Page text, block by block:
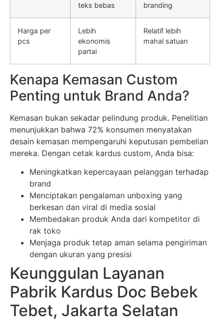
teks bebas
branding
Harga per
pcs
Lebih
ekonomis
partai
Relatif lebih
mahal satuan
Kenapa Kemasan Custom
Penting untuk Brand Anda?
Kemasan bukan sekadar pelindung produk. Penelitian
menunjukkan bahwa 72% konsumen menyatakan
desain kemasan mempengaruhi keputusan pembelian
mereka. Dengan cetak kardus custom, Anda bisa:
Meningkatkan kepercayaan pelanggan terhadap
brand
Menciptakan pengalaman unboxing yang
berkesan dan viral di media sosial
Membedakan produk Anda dari kompetitor di
rak toko
Menjaga produk tetap aman selama pengiriman
dengan ukuran yang presisi
Keunggulan Layanan
Pabrik Kardus Doc Bebek
Tebet, Jakarta Selatan